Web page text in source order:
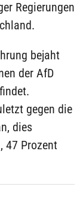
Regierungen
bejaht
der AfD
gegen die
dies
47 Prozent